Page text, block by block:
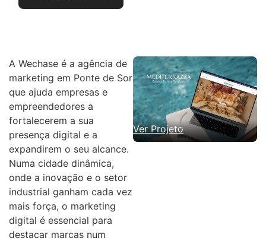
A Wechase é a agência de
marketing em Ponte de Sor
que ajuda empresas e
empreendedores a
fortalecerem a sua
presença digital e a
expandirem o seu alcance.
Numa cidade dinâmica,
onde a inovação e o setor
industrial ganham cada vez
mais força, o marketing
digital é essencial para
destacar marcas num
Ver Projeto